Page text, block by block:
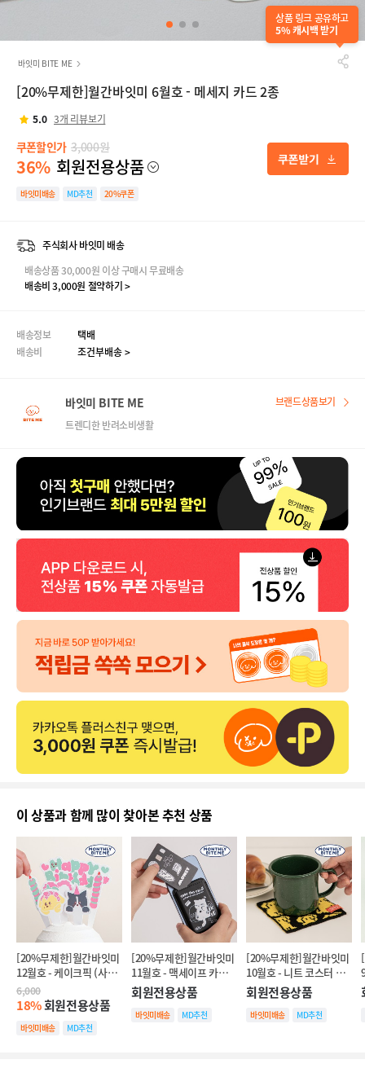
상품 링크 공유하고
5% 캐시백 받기
바잇미 BITE ME
[20%무제한]월간바잇미 6월호 - 메세지 카드 2종
5.0 3개 리뷰보기
쿠폰할인가 3,000원
36% 회원전용상품
바잇미배송 MD추천 20%쿠폰
주식회사 바잇미 배송
배송상품 30,000원 이상 구매시 무료배송
배송비 3,000원 절약하기 >
배송정보
택배
배송비
조건부배송 >
바잇미 BITE ME
트렌디한 반려소비생활
브랜드상품보기
이 상품과 함께 많이 찾아본 추천 상품
[20%무제한]월간바잇미
12월호 - 케이크픽 (사랑
해/생일축하해)
6,000
18%회원전용상품
바잇미배송
MD추천
[20%무제한]월간바잇미
11월호 - 맥세이프 카드
지갑 (dog/cat)
회원전용상품
바잇미배송
MD추천
[20%무제한]월간바잇미
10월호 - 니트 코스터
(dog/cat)
회원전용상품
바잇미배송
MD추천